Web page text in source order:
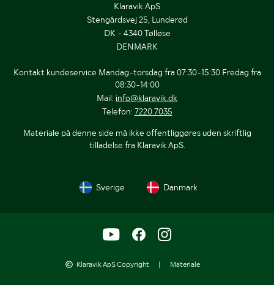
Klaravik ApS
Stengårdsvej 25, Lunderød
DK - 4340 Tølløse
DENMARK
Kontakt kundeservice Mandag-torsdag fra 07:30-15:30 Fredag fra
08:30-14:00
Mail: info@klaravik.dk
Telefon: 7220 7035
Materiale på denne side må ikke offentliggøres uden skriftlig
tilladelse fra Klaravik ApS.
Sverige Danmark
Klaravik ApS Copyright | Materiale